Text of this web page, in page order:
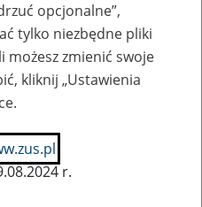
opcjonalne”,
tylko niezbędne pliki
możesz zmienić swoje
kliknij „Ustawienia
r.